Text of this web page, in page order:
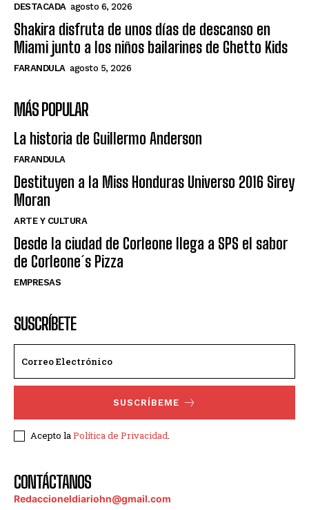
DESTACADA agosto 6, 2026
Shakira disfruta de unos días de descanso en
Miami junto a los niños bailarines de Ghetto Kids
FARANDULA agosto 5, 2026
MÁS POPULAR
La historia de Guillermo Anderson
FARANDULA
Destituyen a la Miss Honduras Universo 2016 Sirey
Moran
ARTE Y CULTURA
Desde la ciudad de Corleone llega a SPS el sabor
de Corleone´s Pizza
EMPRESAS
SUSCRÍBETE
SUSCRÍBEME
Acepto laPolítica de Privacidad.
CONTÁCTANOS
Redaccioneldiariohn@gmail.com